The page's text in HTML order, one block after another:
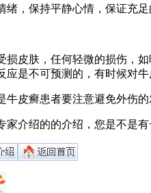
绪，保持平静心情，保证充
损皮肤，任何轻微的损伤，
应是不可预测的，有时候对
牛皮癣患者要注意避免外伤的
家介绍的的介绍，您是不是